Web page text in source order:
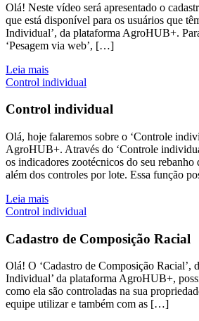
Olá! Neste vídeo será apresentado o
que está disponível para os usuários que
Individual’, da plataforma AgroHUB+.
‘Pesagem via web’, […]
Leia mais
Control individual
Control individual
Olá, hoje falaremos sobre o ‘Controle
AgroHUB+. Através do ‘Controle
os indicadores zootécnicos do seu
além dos controles por lote. Essa função
Leia mais
Control individual
Cadastro de Composição Racial
Olá! O ‘Cadastro de Composição Racial’,
Individual’ da plataforma AgroHUB+,
como ela são controladas na sua
equipe utilizar e também com as […]